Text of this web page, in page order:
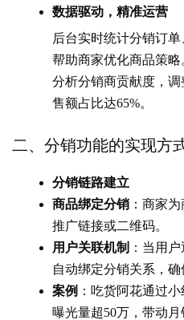
数据驱动，精准运营
后台实时统计分销订
帮助商家优化商品策
分析分销商贡献度，
售额占比达65%。
二、分销功能的实现方
分销链路建立
商品绑定分销 ：商家
推广链接或二维码。
用户关联机制 ：当用
自动绑定分销关系，确
案例 ：吃货阿花通过
曝光量超50万，带动月